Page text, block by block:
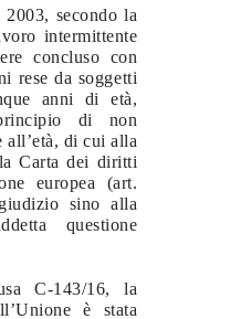
secondo la
intermittente
concluso con
rese da soggetti
anni di età,
di non
all’età, di cui alla
Carta dei diritti
europea (art.
sino alla
questione
C-143/16, la
è stata